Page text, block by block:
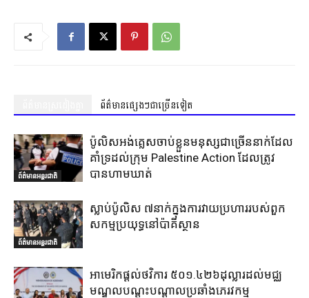
ព័ត៌មានផ្សេងៗជាច្រើនទៀត
ព័ត៌មានអន្តរជាតិ
ប៉ូលិសអង់គ្លេសចាប់ខ្លួនមនុស្សជាច្រើននាក់ដែល
គាំទ្រដល់ក្រុម Palestine Action ដែលត្រូវ
បានហាមឃាត់
ព័ត៌មានអន្តរជាតិ
ស្លាប់ប៉ូលិស ៧នាក់ក្នុងការវាយប្រហាររបស់ពួក
សកម្មប្រយុទ្ធនៅប៉ាគីស្ថាន
អាមេរិកផ្តល់ថវិការ ៥០១.៤២៦ដុល្លារដល់មជ្ឈ
មណ្ឌលបណ្តុះបណ្តាលប្រឆាំងភេរវកម្ម